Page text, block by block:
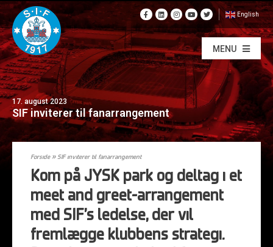
English
MENU
17. august 2023
SIF inviterer til fanarrangement
Forside»SIF inviterer til fanarrangement
Kom på JYSK park og deltag i et
meet and greet-arrangement
med SIF’s ledelse, der vil
fremlægge klubbens strategi.